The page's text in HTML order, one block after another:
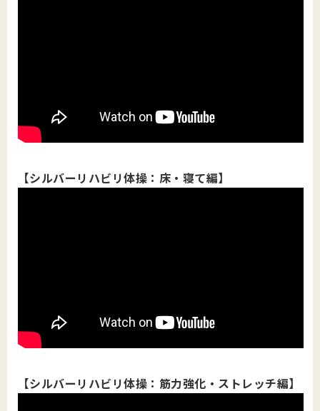
【シルバーリハビリ体操：床・寝て編】
【シルバーリハビリ体操：筋力強化・ストレッチ編】